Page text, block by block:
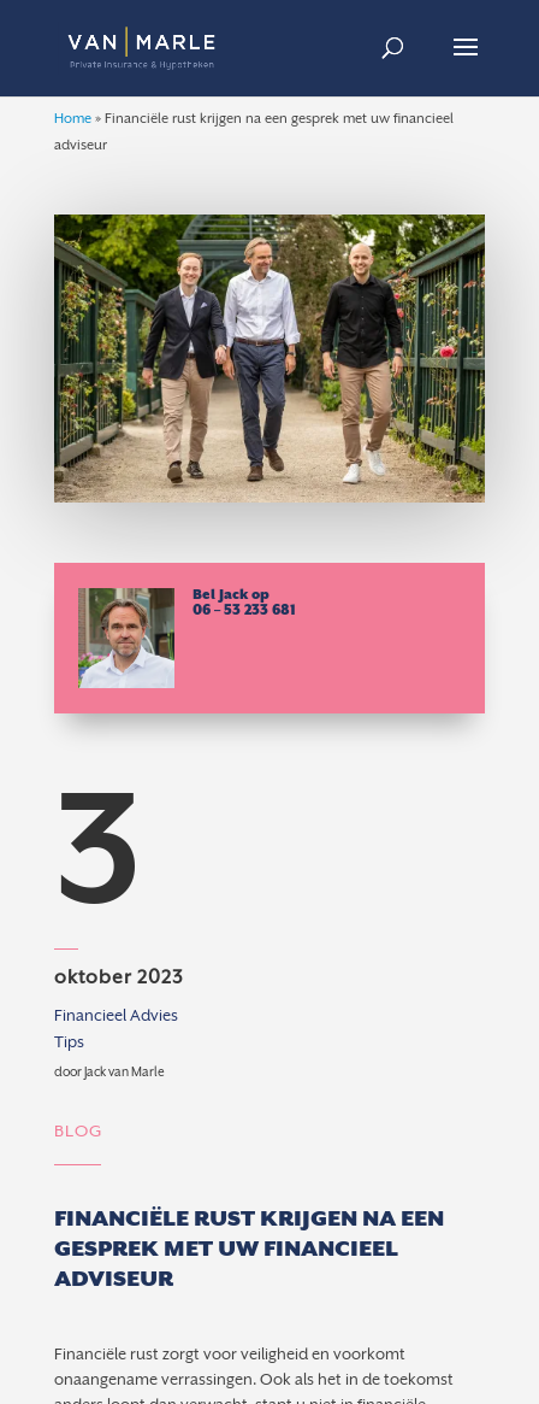
Home» Financiële rust krijgen na een gesprek met uw financieel
adviseur
Bel Jack op
06 – 53 233 681
3
oktober 2023
Financieel Advies
Tips
doorJack van Marle
BLOG
FINANCIËLE RUST KRIJGEN NA EEN
GESPREK MET UW FINANCIEEL
ADVISEUR
Financiële rust zorgt voor veiligheid en voorkomt
onaangename verrassingen. Ook als het in de toekomst